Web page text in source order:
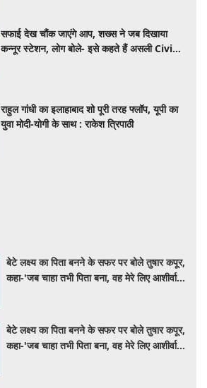
सफाई देख चौंक जाएंगे आप, शख्स ने जब दिखाया
कन्नूर स्टेशन, लोग बोले- इसे कहते हैं असली Civic
राहुल गांधी का इलाहाबाद शो पूरी तरह फ्लॉप, यूपी का
युवा मोदी-योगी के साथ : राकेश त्रिपाठी
बेटे लक्ष्य का पिता बनने के सफर पर बोले तुषार कपूर,
कहा-'जब चाहा तभी पिता बना, वह मेरे लिए आशीर्वाद
बेटे लक्ष्य का पिता बनने के सफर पर बोले तुषार कपूर,
कहा-'जब चाहा तभी पिता बना, वह मेरे लिए आशीर्वाद